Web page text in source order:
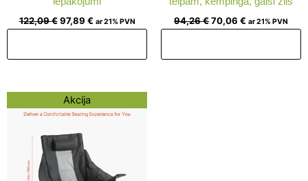
122,09€ 97,89 € ar 21% PVN
94,26€70,06 € ar 21% PVN
Akcija
Original
price
126,93 €.
price
is: